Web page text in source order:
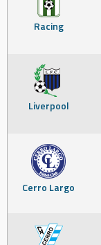
Racing
Liverpool
Cerro Largo